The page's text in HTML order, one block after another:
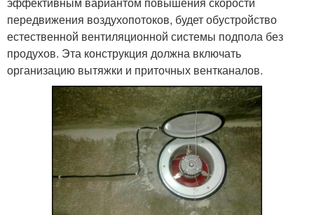
передвижения воздухопотоков, будет обустройство
естественной вентиляционной системы подпола без
продухов. Эта конструкция должна включать
организацию вытяжки и приточных вентканалов.